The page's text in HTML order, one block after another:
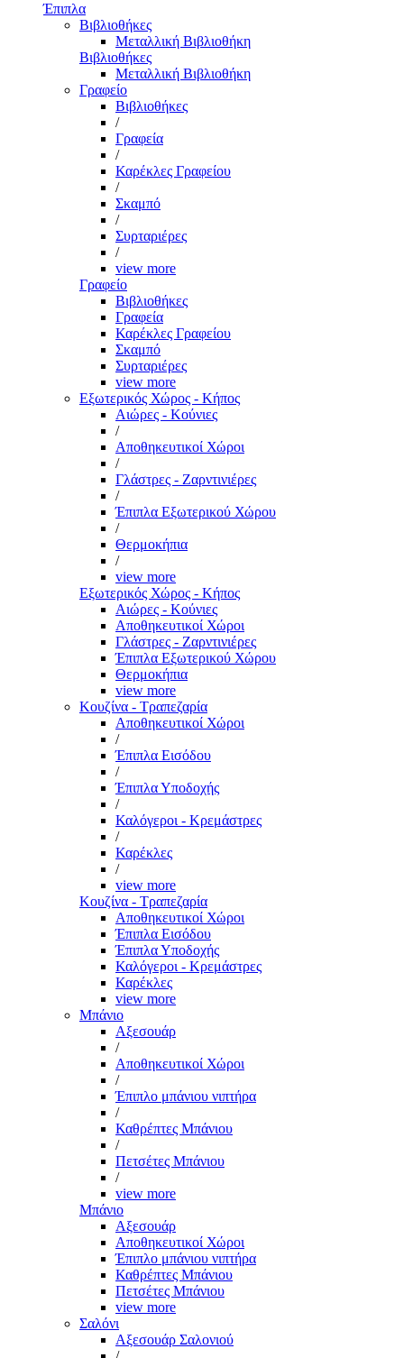
Έπιπλα
Βιβλιοθήκες
Μεταλλική Βιβλιοθήκη
Βιβλιοθήκες
Μεταλλική Βιβλιοθήκη
Γραφείο
Βιβλιοθήκες
/
Γραφεία
/
Καρέκλες Γραφείου
/
Σκαμπό
/
Συρταριέρες
/
view more
Γραφείο
Βιβλιοθήκες
Γραφεία
Καρέκλες Γραφείου
Σκαμπό
Συρταριέρες
view more
Εξωτερικός Χώρος - Κήπος
Αιώρες - Κούνιες
/
Αποθηκευτικοί Χώροι
/
Γλάστρες - Ζαρντινιέρες
/
Έπιπλα Εξωτερικού Χώρου
/
Θερμοκήπια
/
view more
Εξωτερικός Χώρος - Κήπος
Αιώρες - Κούνιες
Αποθηκευτικοί Χώροι
Γλάστρες - Ζαρντινιέρες
Έπιπλα Εξωτερικού Χώρου
Θερμοκήπια
view more
Κουζίνα - Τραπεζαρία
Αποθηκευτικοί Χώροι
/
Έπιπλα Εισόδου
/
Έπιπλα Υποδοχής
/
Καλόγεροι - Κρεμάστρες
/
Καρέκλες
/
view more
Κουζίνα - Τραπεζαρία
Αποθηκευτικοί Χώροι
Έπιπλα Εισόδου
Έπιπλα Υποδοχής
Καλόγεροι - Κρεμάστρες
Καρέκλες
view more
Μπάνιο
Αξεσουάρ
/
Αποθηκευτικοί Χώροι
/
Έπιπλο μπάνιου νιπτήρα
/
Καθρέπτες Μπάνιου
/
Πετσέτες Μπάνιου
/
view more
Μπάνιο
Αξεσουάρ
Αποθηκευτικοί Χώροι
Έπιπλο μπάνιου νιπτήρα
Καθρέπτες Μπάνιου
Πετσέτες Μπάνιου
view more
Σαλόνι
Αξεσουάρ Σαλονιού